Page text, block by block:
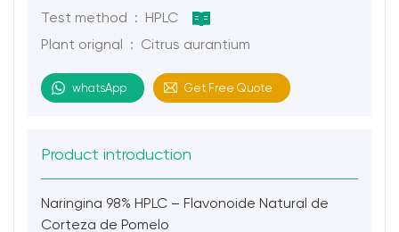
Test method : HPLC
Plant orignal : Citrus aurantium
whatsApp Get Free Quote
Product introduction
Naringina 98% HPLC – Flavonoide Natural de
Corteza de Pomelo